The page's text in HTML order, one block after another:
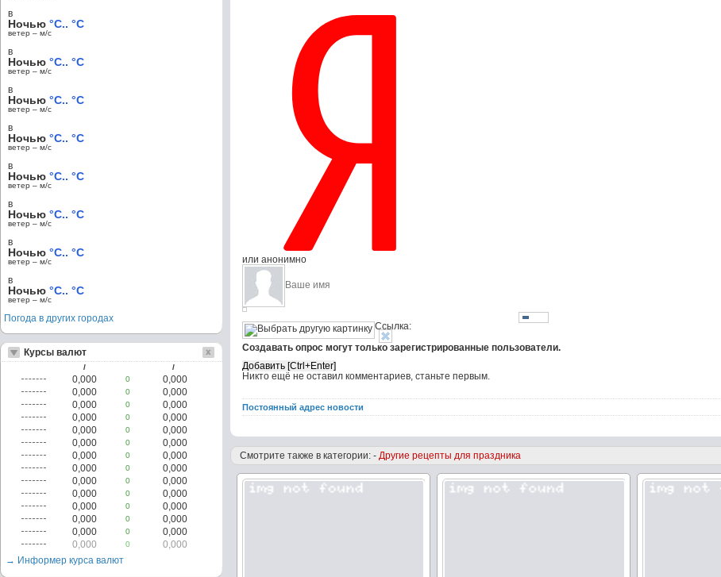
или анонимно
Ссылка:
Создавать опрос могут только зарегистрированные пользователи.
Никто ещё не оставил комментариев, станьте первым.
Постоянный адрес новости
Смотрите также в категории: -Другие рецепты для праздника
в
Ночью °C.. °C
ветер – м/c
в
Ночью °C.. °C
ветер – м/c
в
Ночью °C.. °C
ветер – м/c
в
Ночью °C.. °C
ветер – м/c
в
Ночью °C.. °C
ветер – м/c
в
Ночью °C.. °C
ветер – м/c
в
Ночью °C.. °C
ветер – м/c
в
Ночью °C.. °C
ветер – м/c
Погода в других городах
Курсы валют
/ /
0,000 0
0,000
0,000
0
0,000
0,000
0
0,000
0,000
0
0,000
0,000
0
0,000
0,000
0
0,000
0,000
0
0,000
0,000
0
0,000
0,000
0
0,000
0,000
0
0,000
0,000
0
0,000
0,000
0
0,000
0,000
0
0,000
0,000
0
0,000
→ Информер курса валют